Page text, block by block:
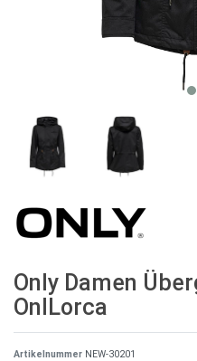
Only Damen
OnlLorca
Artikelnummer NEW-30201